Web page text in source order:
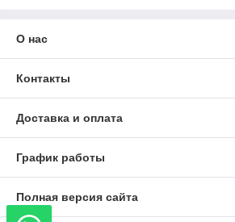
О нас
Контакты
Доставка и оплата
График работы
Полная версия сайта